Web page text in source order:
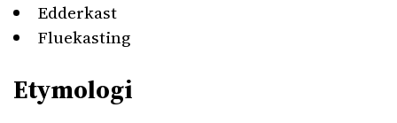
Edderkast
Fluekasting
Etymologi